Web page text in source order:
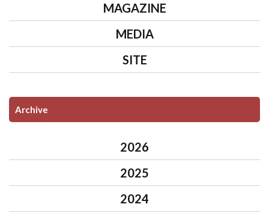
MAGAZINE
MEDIA
SITE
Archive
2026
2025
2024